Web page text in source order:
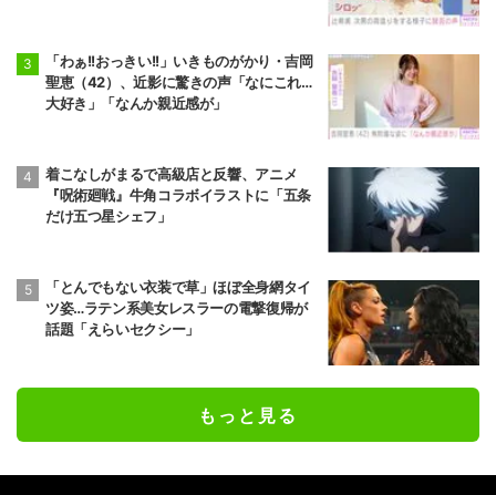
「わぁ!!おっきい!!」いきものがかり・吉岡
聖恵（42）、近影に驚きの声「なにこれ…
大好き」「なんか親近感が」
着こなしがまるで高級店と反響、アニメ
『呪術廻戦』牛角コラボイラストに「五条
だけ五つ星シェフ」
「とんでもない衣装で草」ほぼ全身網タイ
ツ姿…ラテン系美女レスラーの電撃復帰が
話題「えらいセクシー」
もっと見る